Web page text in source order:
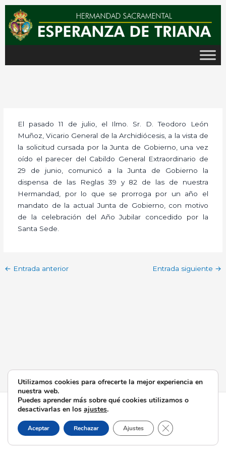
contenido
El pasado 11 de julio, el Ilmo. Sr. D. Teodoro León
Muñoz, Vicario General de la Archidiócesis, a la vista de
la solicitud cursada por la Junta de Gobierno, una vez
oído el parecer del Cabildo General Extraordinario de
29 de junio, comunicó a la Junta de Gobierno la
dispensa de las Reglas 39 y 82 de las de nuestra
Hermandad, por lo que se prorroga por un año el
mandato de la actual Junta de Gobierno, con motivo
de la celebración del Año Jubilar concedido por la
Santa Sede.
← Entrada anterior Entrada siguiente →
Todos los derechos © 2026 Esperanza de Triana | Funciona
gracias aTema Astra para WordPress
Utilizamos cookies para ofrecerte la mejor experiencia en
nuestra web.
Puedes aprender más sobre qué cookies utilizamos o
desactivarlas en los ajustes.
Aceptar Rechazar Ajustes Cerrar el banner